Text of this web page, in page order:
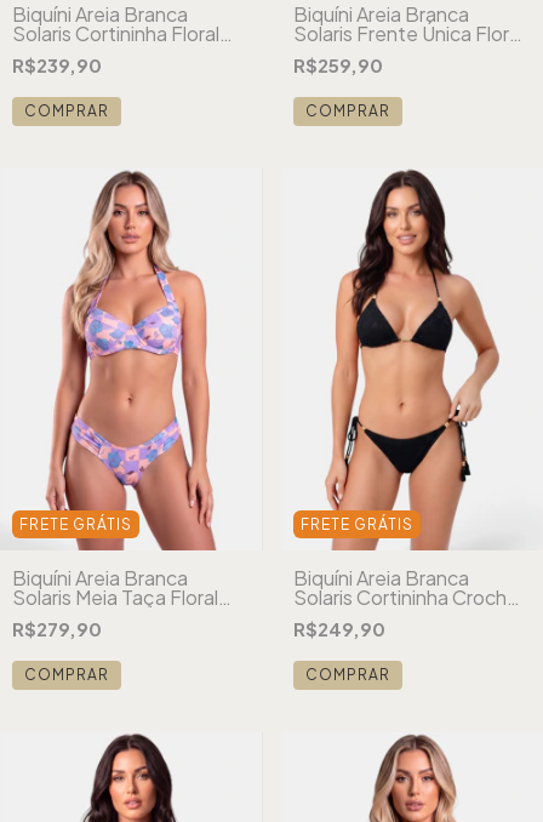
Biquíni Areia Branca
Solaris Cortininha Floral
Laranja
R$239,90
COMPRAR
Biquíni Areia Branca
Solaris Frente Única Floral
Rosa
R$259,90
COMPRAR
FRETE GRÁTIS
Biquíni Areia Branca
Solaris Meia Taça Floral
Xadrez Lilás
R$279,90
COMPRAR
FRETE GRÁTIS
Biquíni Areia Branca
Solaris Cortininha Crochê
Preto
R$249,90
COMPRAR